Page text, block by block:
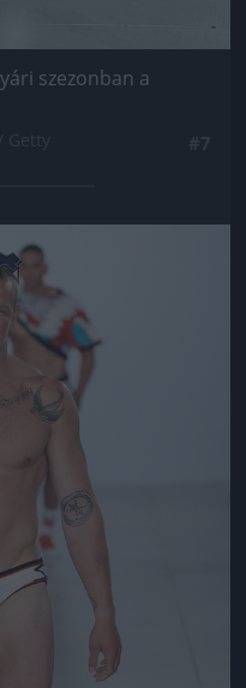
szezonban a